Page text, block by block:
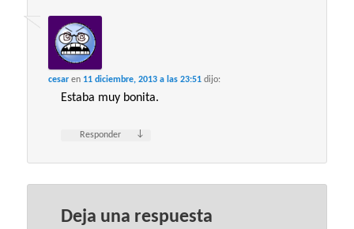
cesar en 11 diciembre, 2013 a las 23:51 dijo:
Estaba muy bonita.
Responder ↓
Deja una respuesta